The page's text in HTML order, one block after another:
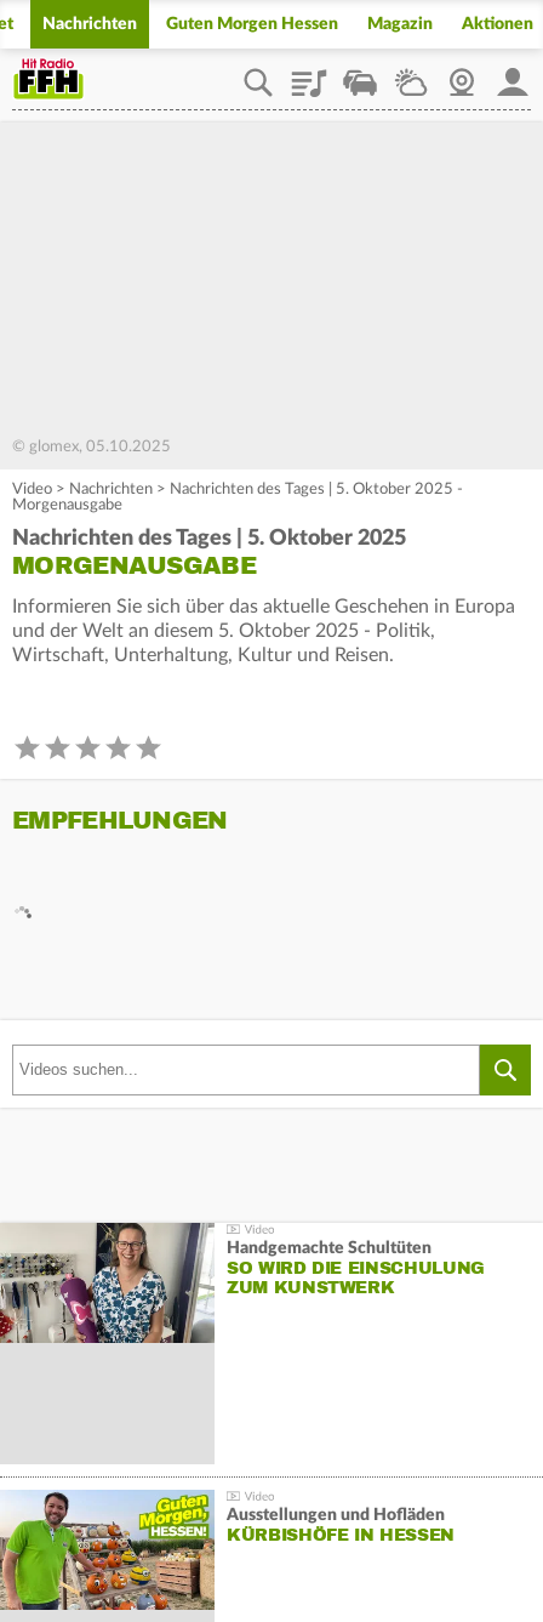
Nachrichten Guten Morgen Hessen Magazin Aktionen
PlaylistStaupilotWetterWebcam
© glomex, 05.10.2025
Video > Nachrichten > Nachrichten des Tages | 5. Oktober 2025 -
Morgenausgabe
Nachrichten des Tages | 5. Oktober 2025
MORGENAUSGABE
Informieren Sie sich über das aktuelle Geschehen in Europa
und der Welt an diesem 5. Oktober 2025 - Politik,
Wirtschaft, Unterhaltung, Kultur und Reisen.
EMPFEHLUNGEN
Handgemachte Schultüten
SO WIRD DIE EINSCHULUNG
ZUM KUNSTWERK
Ausstellungen und Hofläden
KÜRBISHÖFE IN HESSEN